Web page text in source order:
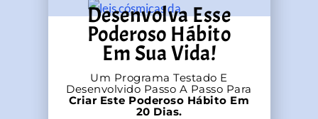
Desenvolva Esse
Poderoso Hábito
Em Sua Vida!
Um Programa Testado E
Desenvolvido Passo A Passo Para
Criar Este Poderoso Hábito Em
20 Dias.